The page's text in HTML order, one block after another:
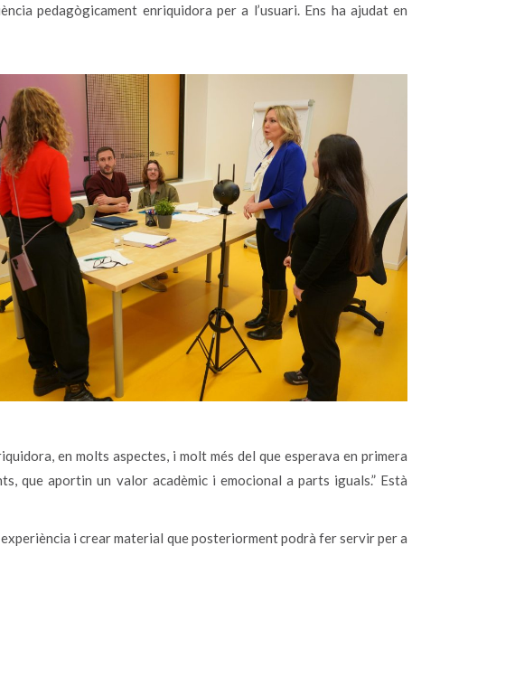
pedagògicament enriquidora per a l’usuari. Ens ha ajudat en
en molts aspectes, i molt més del que esperava en primera
que aportin un valor acadèmic i emocional a parts iguals.” Està
i crear material que posteriorment podrà fer servir per a